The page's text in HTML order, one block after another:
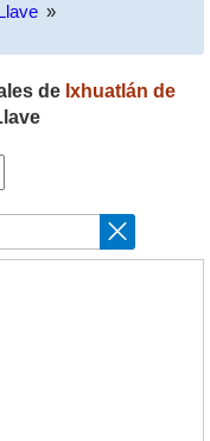
»
de Ixhuatlán de